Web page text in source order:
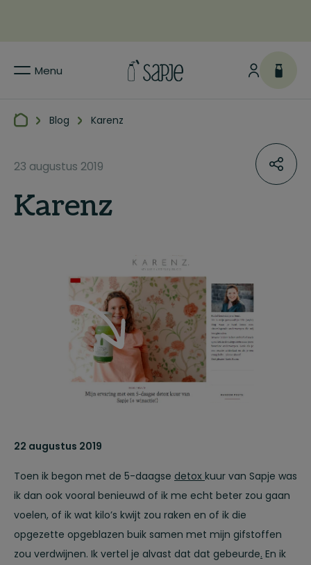
Menu
Blog Karenz
23 augustus 2019
Karenz
22 augustus 2019
Toen ik begon met de 5-daagse detox kuur van Sapje was
ik dan ook vooral benieuwd of ik me echt beter zou gaan
voelen, of ik wat kilo’s kwijt zou raken en of ik die
opgezette opgeblazen buik samen met mijn gifstoffen
zou verdwijnen. Ik vertel je alvast dat dat gebeurde. En ik